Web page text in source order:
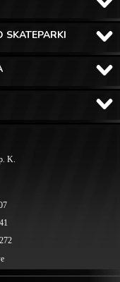
SKATEPARKI
K.